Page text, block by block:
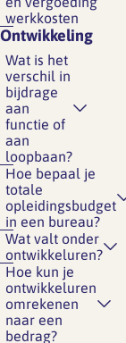
werkkosten
Ontwikkeling
Wat is het
verschil in
bijdrage
aan
functie of
aan
loopbaan?
Hoe bepaal je
totale
opleidingsbudget
in een bureau?
Wat valt onder
ontwikkeluren?
Hoe kun je
ontwikkeluren
omrekenen
naar een
bedrag?